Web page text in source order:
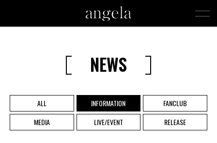
NEWS
ALL INFORMATION
FANCLUB
MEDIA
LIVE/EVENT RELEASE